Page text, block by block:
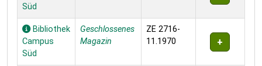
Süd
Bibliothek
Campus
Süd
Geschlossenes
Magazin
ZE 2716-
11.1970